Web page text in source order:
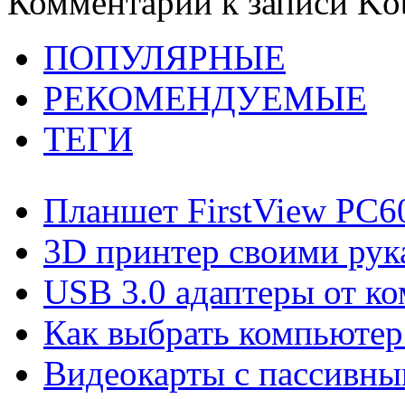
ПОПУЛЯРНЫЕ
РЕКОМЕНДУЕМЫЕ
ТЕГИ
Планшет FirstView
3D принтер своими
USB 3.0 адаптеры от
Как выбрать
Видеокарты с